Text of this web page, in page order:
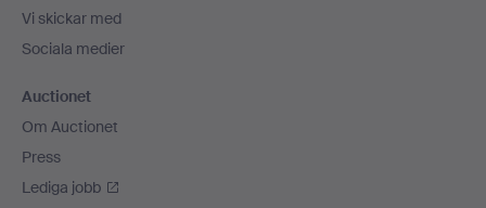
Vi skickar med
Sociala medier
Auctionet
Om Auctionet
Press
Lediga jobb